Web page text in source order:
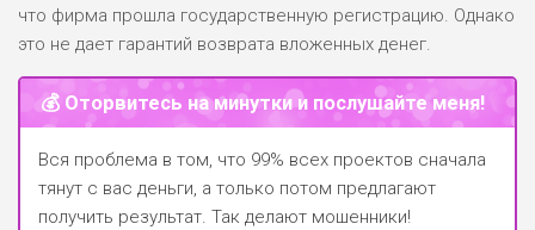
что фирма прошла государственную регистрацию. Однако
это не дает гарантий возврата вложенных денег.
💰 Оторвитесь на минутки и послушайте меня!
Вся проблема в том, что 99% всех проектов сначала
тянут с вас деньги, а только потом предлагают
получить результат. Так делают мошенники!